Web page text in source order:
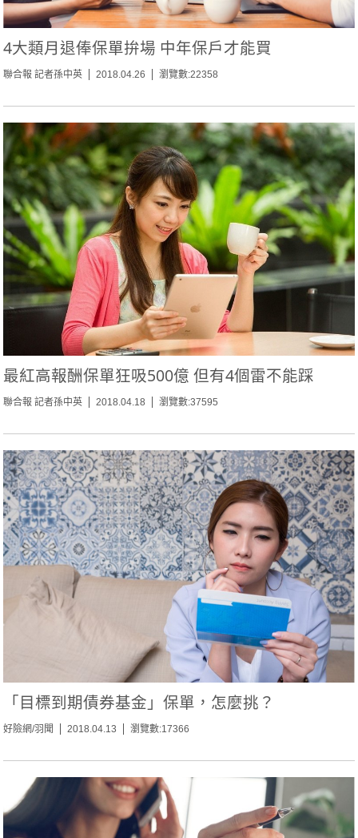
4大類月退俸保單拚場 中年保戶才能買
聯合報 記者孫中英 2018.04.26 瀏覽數:22358
最紅高報酬保單狂吸500億 但有4個雷不能踩
聯合報 記者孫中英 2018.04.18 瀏覽數:37595
「目標到期債券基金」保單，怎麼挑？
好險網/羽聞 2018.04.13 瀏覽數:17366